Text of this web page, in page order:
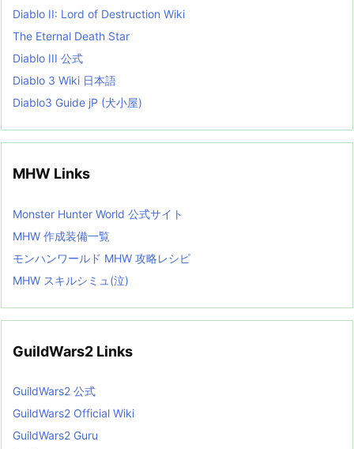
Diablo II: Lord of Destruction Wiki
The Eternal Death Star
Diablo III 公式
Diablo 3 Wiki 日本語
Diablo3 Guide jP (犬小屋)
MHW Links
Monster Hunter World 公式サイト
MHW 作成装備一覧
モンハンワールド MHW 攻略レシピ
MHW スキルシミュ(泣)
GuildWars2 Links
GuildWars2 公式
GuildWars2 Official Wiki
GuildWars2 Guru